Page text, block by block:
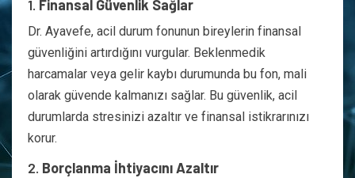
1. Finansal Güvenlik Sağlar
Dr. Ayavefe, acil durum fonunun bireylerin finansal
güvenliğini artırdığını vurgular. Beklenmedik
harcamalar veya gelir kaybı durumunda bu fon, mali
olarak güvende kalmanızı sağlar. Bu güvenlik, acil
durumlarda stresinizi azaltır ve finansal istikrarınızı
korur.
2. Borçlanma İhtiyacını Azaltır